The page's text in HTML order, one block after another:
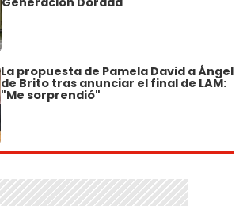
La propuesta de Pamela David a Ángel
de Brito tras anunciar el final de LAM:
"Me sorprendió"